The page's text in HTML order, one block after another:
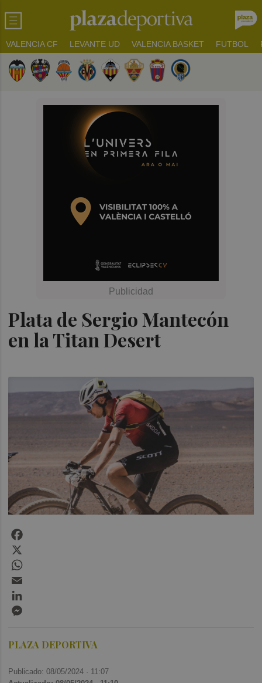
VALENCIA CF LEVANTE UD VALENCIA BASKET FUTBOL
Plata de Sergio Mantecón
en la Titan Desert
PLAZA DEPORTIVA
Publicado: 08/05/2024 · 11:07